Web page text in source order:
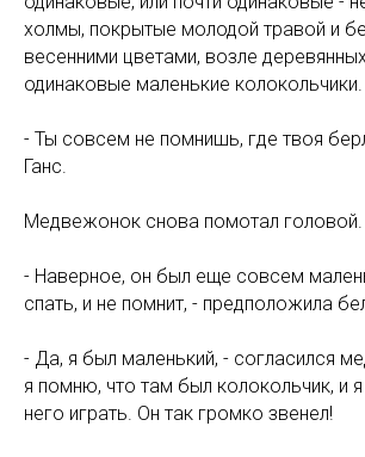
холмы, покрытые молодой травой и
весенними цветами, возле
одинаковые маленькие колокольчики.
- Ты совсем не помнишь, где твоя
Ганс.
Медвежонок снова помотал головой.
- Наверное, он был еще совсем
спать, и не помнит, - предположила
- Да, я был маленький, - согласился
я помню, что там был колокольчик, и
него играть. Он так громко звенел!